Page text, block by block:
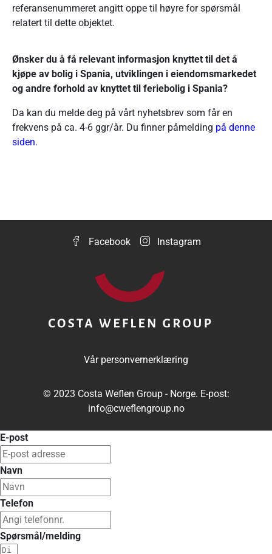
referansenummeret angitt oppe til høyre for spørsmål
relatert til dette objektet.
Ønsker du å få relevant informasjon knyttet til det å
kjøpe av bolig i Spania, utviklingen i eiendomsmarkedet
og andre forhold av knyttet til feriebolig i Spania?
Da kan du melde deg på vårt nyhetsbrev som får en
frekvens på ca. 4-6 ggr/år. Du finner påmelding på denne
siden.
Facebook Instagram
Vår personvernerklæring
© 2023 Costa Weflen Group - Norge. E-post:
info@cweflengroup.no
E-post
Navn
Telefon
Spørsmål/melding